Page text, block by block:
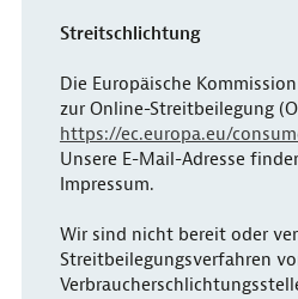
Streitschlichtung
Die Europäische
zur Online-Streitbeilegung
https://ec.europa.eu/
Unsere E-Mail-Adresse
Impressum.
Wir sind nicht bereit oder
Streitbeilegungsverfahren